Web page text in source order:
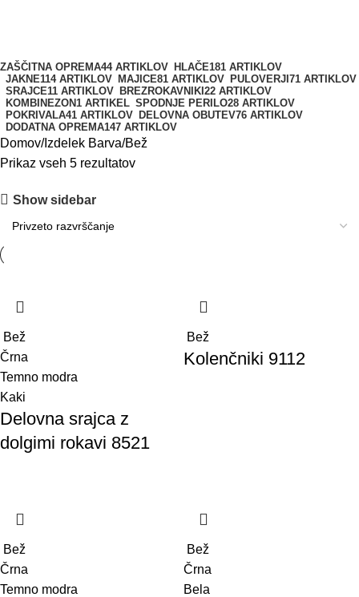
ZAŠČITNA OPREMA44 ARTIKLOV HLAČE181 ARTIKLOV
JAKNE114 ARTIKLOV MAJICE81 ARTIKLOV PULOVERJI 71 ARTIKLOV
SRAJCE11 ARTIKLOV BREZROKAVNIKI 22 ARTIKLOV
KOMBINEZON1 ARTIKEL SPODNJE PERILO28 ARTIKLOV
POKRIVALA41 ARTIKLOV DELOVNA OBUTEV76 ARTIKLOV
DODATNA OPREMA147 ARTIKLOV
Domov Izdelek Barva Bež
Prikaz vseh 5 rezultatov
Show sidebar
Bež
Črna
Temno modra
Kaki
Delovna srajca z
dolgimi rokavi 8521
Bež
Kolenčniki 9112
Bež
Črna
Temno modra
Bež
Črna
Bela